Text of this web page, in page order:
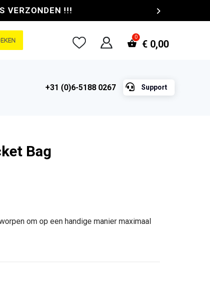
VERZONDEN !!!
€ 0,00
+31 (0)6-5188 0267  Support
Bag
om op een handige manier maximaal